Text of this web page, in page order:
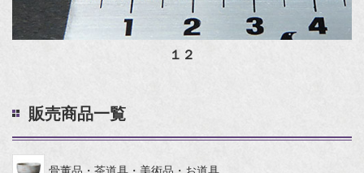
１２
販売商品一覧
骨董品・茶道具・美術品・お道具